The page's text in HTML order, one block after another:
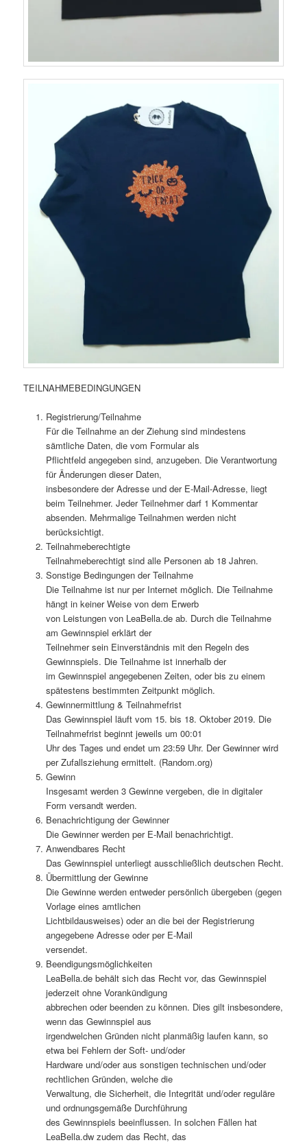
TEILNAHMEBEDINGUNGEN
Registrierung/Teilnahme
Für die Teilnahme an der Ziehung sind mindestens
sämtliche Daten, die vom Formular als
Pflichtfeld angegeben sind, anzugeben. Die Verantwortung
für Änderungen dieser Daten,
insbesondere der Adresse und der E-Mail-Adresse, liegt
beim Teilnehmer. Jeder Teilnehmer darf 1 Kommentar
absenden. Mehrmalige Teilnahmen werden nicht
berücksichtigt.
Teilnahmeberechtigte
Teilnahmeberechtigt sind alle Personen ab 18 Jahren.
Sonstige Bedingungen der Teilnahme
Die Teilnahme ist nur per Internet möglich. Die Teilnahme
hängt in keiner Weise von dem Erwerb
von Leistungen von LeaBella.de ab. Durch die Teilnahme
am Gewinnspiel erklärt der
Teilnehmer sein Einverständnis mit den Regeln des
Gewinnspiels. Die Teilnahme ist innerhalb der
im Gewinnspiel angegebenen Zeiten, oder bis zu einem
spätestens bestimmten Zeitpunkt möglich.
Gewinnermittlung & Teilnahmefrist
Das Gewinnspiel läuft vom 15. bis 18. Oktober 2019. Die
Teilnahmefrist beginnt jeweils um 00:01
Uhr des Tages und endet um 23:59 Uhr. Der Gewinner wird
per Zufallsziehung ermittelt. (Random.org)
Gewinn
Insgesamt werden 3 Gewinne vergeben, die in digitaler
Form versandt werden.
Benachrichtigung der Gewinner
Die Gewinner werden per E-Mail benachrichtigt.
Anwendbares Recht
Das Gewinnspiel unterliegt ausschließlich deutschen Recht.
Übermittlung der Gewinne
Die Gewinne werden entweder persönlich übergeben (gegen
Vorlage eines amtlichen
Lichtbildausweises) oder an die bei der Registrierung
angegebene Adresse oder per E-Mail
versendet.
Beendigungsmöglichkeiten
LeaBella.de behält sich das Recht vor, das Gewinnspiel
jederzeit ohne Vorankündigung
abbrechen oder beenden zu können. Dies gilt insbesondere,
wenn das Gewinnspiel aus
irgendwelchen Gründen nicht planmäßig laufen kann, so
etwa bei Fehlern der Soft- und/oder
Hardware und/oder aus sonstigen technischen und/oder
rechtlichen Gründen, welche die
Verwaltung, die Sicherheit, die Integrität und/oder reguläre
und ordnungsgemäße Durchführung
des Gewinnspiels beeinflussen. In solchen Fällen hat
LeaBella.dw zudem das Recht, das